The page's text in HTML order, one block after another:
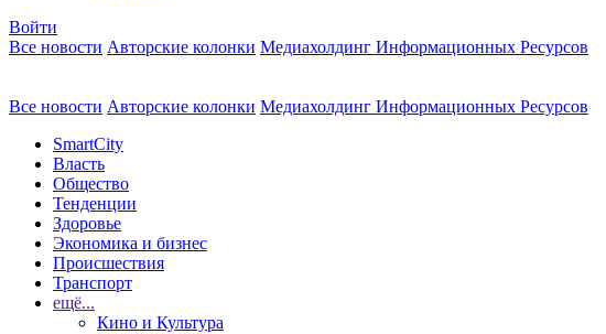
Войти
Все новости Авторские колонки Медиахолдинг Информационных Ресурсов
Все новости Авторские колонки Медиахолдинг Информационных Ресурсов
SmartCity
Власть
Общество
Тенденции
Здоровье
Экономика и бизнес
Происшествия
Транспорт
ещё...
Кино и Культура